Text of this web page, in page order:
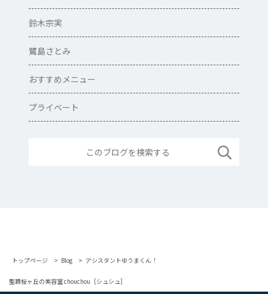
鈴木宗実
鷺島さとみ
おすすめメニュー
プライベート
トップページ Blog アシスタントゆうまくん！
聖蹟桜ヶ丘の美容室 chouchou［シュシュ］